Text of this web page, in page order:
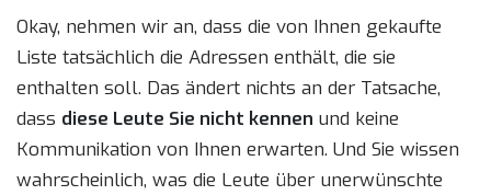
Okay, nehmen wir an, dass die von Ihnen gekaufte
Liste tatsächlich die Adressen enthält, die sie
enthalten soll. Das ändert nichts an der Tatsache,
dass diese Leute Sie nicht kennen und keine
Kommunikation von Ihnen erwarten. Und Sie wissen
wahrscheinlich, was die Leute über unerwünschte